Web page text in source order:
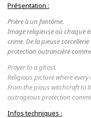
Présentation :
Prière à un fantôme.
Image religieuse où chaque
crime. De la pieuse
protection outrancière
Prayer to a ghost.
Religious picture where
From the pious witchcraft to
outrageous protection
Infos techniques :